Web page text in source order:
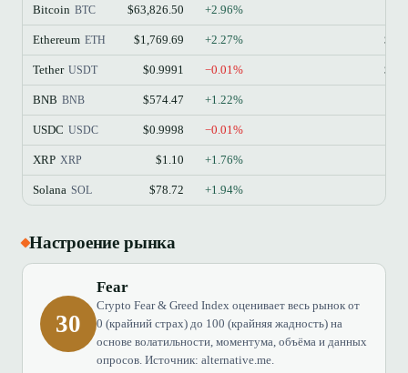
Bitcoin BTC $63,826.50 +2.96%
Ethereum ETH $1,769.69 +2.27%
Tether USDT $0.9991 −0.01%
BNB BNB $574.47 +1.22%
USDC USDC $0.9998 −0.01%
XRP XRP $1.10 +1.76%
Solana SOL $78.72 +1.94%
Настроение рынка
30
Fear
Crypto Fear & Greed Index оценивает весь рынок от
0 (крайний страх) до 100 (крайняя жадность) на
основе волатильности, моментума, объёма и данных
опросов. Источник: alternative.me.